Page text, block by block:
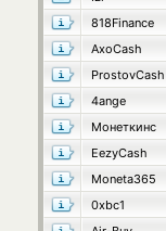
818Finance
AxoCash
ProstovCash
4ange
Монеткинс
EezyCash
Moneta365
0xbc1